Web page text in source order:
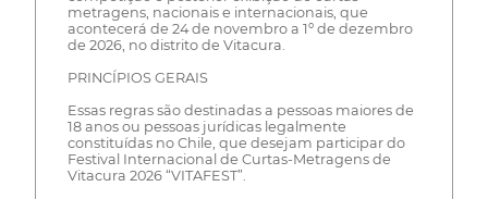
metragens, nacionais e internacionais, que
acontecerá de 24 de novembro a 1º de dezembro
de 2026, no distrito de Vitacura.
PRINCÍPIOS GERAIS
Essas regras são destinadas a pessoas maiores de
18 anos ou pessoas jurídicas legalmente
constituídas no Chile, que desejam participar do
Festival Internacional de Curtas-Metragens de
Vitacura 2026 “VITAFEST”.